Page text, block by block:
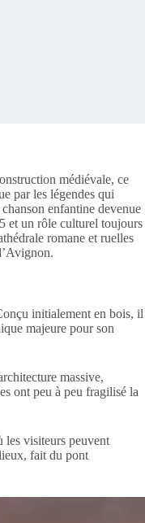
médiévale, ce
par les légendes qui
enfantine devenue
et un rôle culturel toujours
romane et ruelles
initialement en bois, il
majeure pour son
massive,
ont peu à peu fragilisé la
les visiteurs peuvent
fait du pont